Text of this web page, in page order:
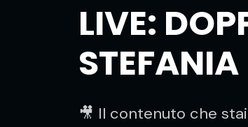
LIVE:
STEFANIA
🎥 Il contenuto che